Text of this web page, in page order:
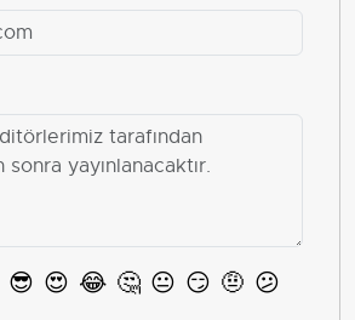
😎 😍 😂 🤔 😐 😏 🤨 😕